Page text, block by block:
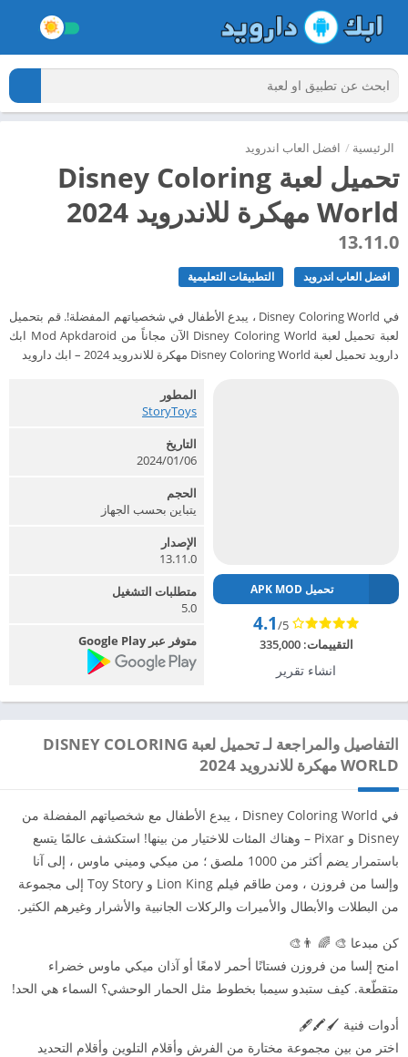
الرئيسية / افضل العاب اندرويد
تحميل لعبة Disney Coloring
World مهكرة للاندرويد 2024
13.11.0
افضل العاب اندرويد التطبيقات التعليمية
في Disney Coloring World ، يبدع الأطفال في شخصياتهم المفضلة!. قم بتحميل
لعبة تحميل لعبة Disney Coloring World الآن مجاناً من Mod Apkdaroid ابك
دارويد تحميل لعبة Disney Coloring World مهكرة للاندرويد 2024 – ابك دارويد
تحميل APK MOD
4.1/5
التقييمات:335,000
انشاء تقرير
المطور
StoryToys‏
التاريخ
2024/01/06
الحجم
يتباين بحسب الجهاز
الإصدار
13.11.0
متطلبات التشغيل
5.0
متوفر عبر Google Play
التفاصيل والمراجعة لـ تحميل لعبة DISNEY COLORING
WORLD مهكرة للاندرويد 2024
في Disney Coloring World ، يبدع الأطفال مع شخصياتهم المفضلة من
Disney و Pixar – وهناك المئات للاختيار من بينها! استكشف عالمًا يتسع
باستمرار يضم أكثر من 1000 ملصق ؛ من ميكي وميني ماوس ، إلى آنا
وإلسا من فروزن ، ومن طاقم فيلم Lion King و Toy Story إلى مجموعة
من البطلات والأبطال والأميرات والركلات الجانبية والأشرار وغيرهم الكثير.
كن مبدعا 🎨 🌈 👨‍🎨
امنح إلسا من فروزن فستانًا أحمر لامعًا أو آذان ميكي ماوس خضراء
متقطّعة. كيف ستبدو سيمبا بخطوط مثل الحمار الوحشي؟ السماء هي الحد!
أدوات فنية 🖌🖍🖋
اختر من بين مجموعة مختارة من الفرش وأقلام التلوين وأقلام التحديد